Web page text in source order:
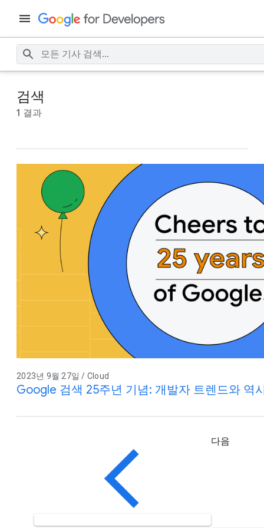
검색
1 결과
2023년 9월 27일 / Cloud
Google 검색 25주년 기념: 개발자 트렌드와 역
다음